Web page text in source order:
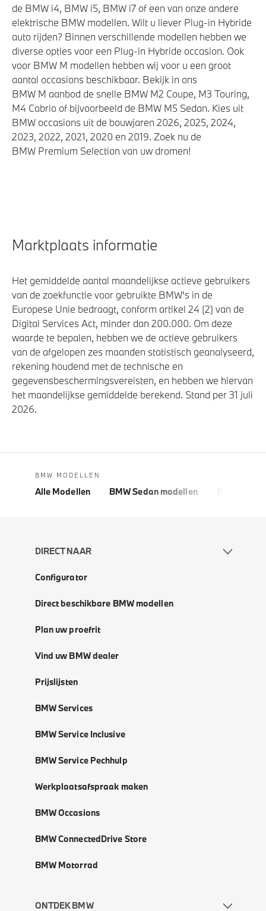
de BMW i4, BMW i5, BMW i7 of een van onze andere
elektrische BMW modellen. Wilt u liever Plug-in Hybride
auto rijden? Binnen verschillende modellen hebben we
diverse opties voor een Plug-in Hybride occasion. Ook
voor BMW M modellen hebben wij voor u een groot
aantal occasions beschikbaar. Bekijk in ons
BMW M aanbod de snelle BMW M2 Coupe, M3 Touring,
M4 Cabrio of bijvoorbeeld de BMW M5 Sedan. Kies uit
BMW occasions uit de bouwjaren 2026, 2025, 2024,
2023, 2022, 2021, 2020 en 2019. Zoek nu de
BMW Premium Selection van uw dromen!
Marktplaats informatie
Het gemiddelde aantal maandelijkse actieve gebruikers
van de zoekfunctie voor gebruikte BMW's in de
Europese Unie bedraagt, conform artikel 24 (2) van de
Digital Services Act, minder dan 200.000. Om deze
waarde te bepalen, hebben we de actieve gebruikers
van de afgelopen zes maanden statistisch geanalyseerd,
rekening houdend met de technische en
gegevensbeschermingsvereisten, en hebben we hiervan
het maandelijkse gemiddelde berekend. Stand per 31 juli
2026.
BMW MODELLEN
Alle Modellen BMW Sedan modellen
DIRECT NAAR
Configurator
Direct beschikbare BMW modellen
Plan uw proefrit
Vind uw BMW dealer
Prijslijsten
BMW Services
BMW Service Inclusive
BMW Service Pechhulp
Werkplaatsafspraak maken
BMW Occasions
BMW ConnectedDrive Store
BMW Motorrad
ONTDEK BMW